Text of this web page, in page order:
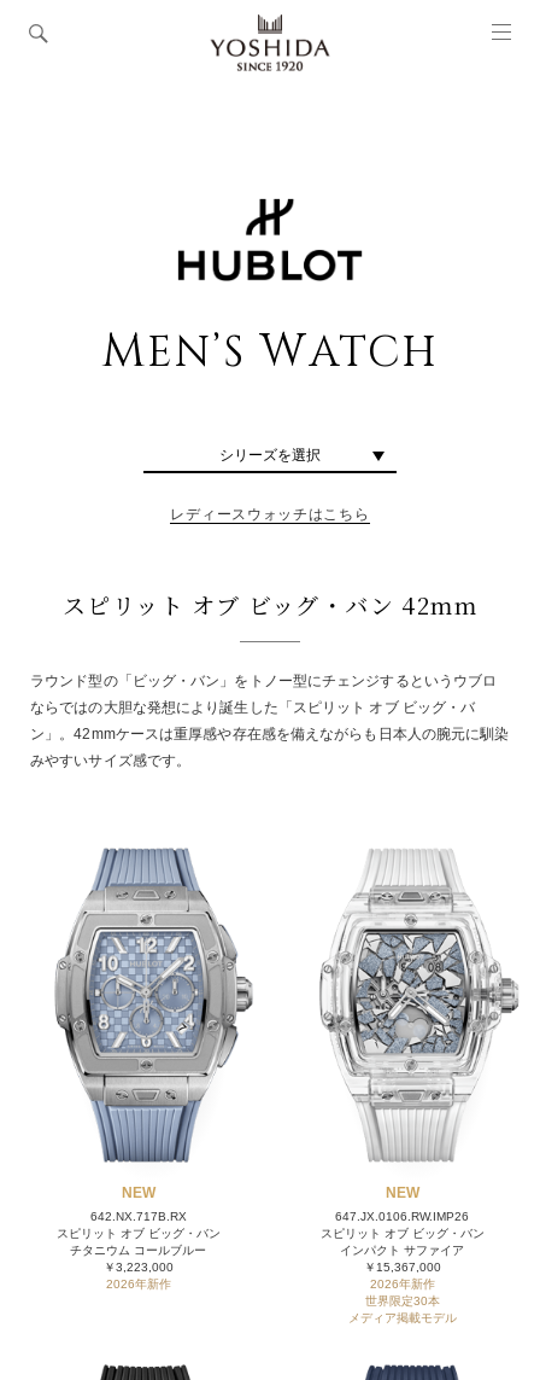
MEN’S WATCH
シリーズを選択
レディースウォッチはこちら
スピリット オブ ビッグ・バン 42mm
ラウンド型の「ビッグ・バン」をトノー型にチェンジするというウブロ
ならではの大胆な発想により誕生した「スピリット オブ ビッグ・バ
ン」。42mmケースは重厚感や存在感を備えながらも日本人の腕元に馴染
みやすいサイズ感です。
NEW
642.NX.717B.RX
スピリット オブ ビッグ・バン
チタニウム コールブルー
￥3,223,000
2026年新作
NEW
647.JX.0106.RW.IMP26
スピリット オブ ビッグ・バン
インパクト サファイア
￥15,367,000
2026年新作
世界限定30本
メディア掲載モデル